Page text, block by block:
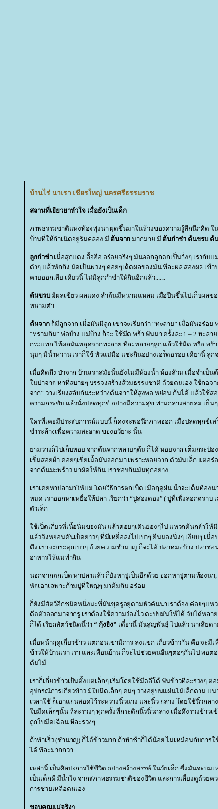
บ้านไร่ นาเรา เชียรใหญ่ นครศรีธรรมราช
สถานที่เยียวยาหัวใจ เมื่อยังเป็นเด็ก
ภาพธรรมชาติแห่งท้องทุ่งนา ผุดขึ้นมาในห้วงของความรู้สึกนึกคิด ใ
บ้านที่ให้กำเนิดอยู่ริมคลอง มี ต้นจาก มากมาย มี ต้นกำชำ ต้นขรบ ต้
ลูกกำชำ เมื่อสุกแดง อื้อฮือ อร่อยจริงๆ มันออกลูกดกเป็นกิ่งๆ เรากับ
ดำๆ แล้วหักกิ่ง มัดเป็นพวงๆ ค่อยๆเด็ดผลของมัน ทีละผล สองผล เข้า
คายออกเสีย เดี๋ยวนี้ ไม่มีลูกกำชำให้กินอีกแล้ว.......
ต้นขรบ มีผลเขียว ผลแดง ลำต้นมีหนามแหลม เมื่อปีนขึ้นไปเก็บผลข
หนามตำ
ต้นจาก ก็มีลูกจาก เมื่อมันมีลูก เขาจะเรียกว่า “ทะลาย” เมื่อมันอร่อย
“ทรามกิน” พ่อบ้าง แม่บ้าง ก็จะ ใช้มีด พร้า ฟันมา ครั้งละ 1 – 2 ทะลา
กระแทก ให้ผลมันหลุดจากทะลาย ทีละหลายๆลูก แล้วใช้มีด หรือ พร้า
นุ่มๆ มีน้ำหวาน เราก็ใช้ หัวแม่มือ แซะกินอย่างเอร็ดอร่อย เดี๋ยวนี้ ลู
เมื่อคิดถึง ป่าจาก บ้านเราสมัยนั้นยังไม่มีห้องน้ำ ห้องส้วม เมื่อจำเป็น
นป่าจาก หาที่สบายๆ บรรจงสร้างส้วมธรรมชาติ ด้วยตนเอง ใช้กอจ
จาก” วางเรียงสลับกันระหว่างต้นจากให้สูงพอ หย่อน ก้นได้ แล้วใช้สอ
ความกระชับ แล้วนั่งปลดทุกข์ อย่างมีความสุข ท่ามกลางสายลม เย็นๆ
ครที่เคยมีประสบการณ์แบบนี้ ก็คงจะพอนึกภาพออก เมื่อปลดทุกข์เส
ชำระล้างเพื่อความสะอาด ของอวัยวะ นั้น
ามว่างก็ไปเก็บหอย จากต้นจากหลายๆต้น ก็ได้ หอยจาก เต็มกระป๋อ
เข็มสอยผ้า ค่อยๆเขี่ยเนื้อมันออกมา เพราะหอยจาก ตัวมันเล็ก แต่อ
จากต้นมะพร้าว มาผัดให้กิน เราชอบกินมันทุกอย่าง
เราเคยหาปลามาให้แม่ โดยวิธีการตกเบ็ด เมื่อฤดูฝน น้ำจะเต็มท้อง
หมด เราออกหาเหยื่อให้ปลา เรียกว่า “ปูสองดอง” ( ปูที่เพิ่งลอกคราบ
ตัวเล็ก
ช้เบ็ดเกี่ยวที่เนื้อนิ่มของมัน แล้วค่อยๆเดินย่องๆไป แหวกต้นกล้าให้
ล้วจึงหย่อนคันเบ็ดยาวๆ ที่มีเหยื่อลงไปเบาๆ ยืนมองนิ่งๆ เงียบๆ เมื่อ
ตึง เราจะกระตุกเบาๆ ด้วยความชำนาญ ก็จะได้ ปลาหมอบ้าง ปลาช่
อาหารให้แม่ทำกิน
นอกจากตกเบ็ด หาปลาแล้ว ก็ยังหาปูเป็นอีกด้วย ออกหาปูตามท้องน
หักเอาเฉพาะก้ามปูที่ใหญ่ๆ มาต้มกิน อร่อ
ก็ยังมีสัตว์อีกชนิดหนึ่งนะที่มันขุดรูอยู่ตามหัวคันนาเราต้อง ค่อยๆแห
ดีดตัวออกมาจากรู เราต้องใช้ความว่องไว ตะปบมันให้ได้ จับได้หลา
ก็ได้ เรียกสัตว์ชนิดนี้ว่า “ กุ้งยิง” เดี๋ยวนี้ มันสูญพันธุ์ ไปแล้ว น่าเสียด
เมื่อหน้าฤดูเกี่ยวข้าว แต่ก่อนเขามีการ ลงแขก เกี่ยวข้าวกัน คือ จะมี
ข้าวให้บ้านเรา เรา และเพื่อนบ้าน ก็จะไปช่วยคนอื่นๆต่อๆกันไป พอต
ต้นไม้
เราก็เกี่ยวข้าวเป็นตั้งแต่เล็กๆ เริ่มโดยใช้มีดอีโต้ ฟันข้าวทีละรวงๆ ต่
อุปกรณ์การเกี่ยวข้าว มีใบมีดเล็กๆ คมๆ วางอยู่บนแผ่นไม้เล็กตาม แ
เวลาใช้ ก็เอาแกนสอดไว้ระหว่างนิ้วนาง และนิ้ว กลาง โดยใช้นิ้วกล
บมีดเล็กๆนั้น ทีละรวงๆ ทุกครั้งที่กระดิกนิ้วนิ้วกลาง เมื่อดึงรวงข้าวเ
ถูกใบมีดเฉือน ทีละรวงๆ
ถ้าทำเร็ว (ชำนาญ) ก็ได้ข้าวมาก ถ้าทำช้าก็ได้น้อย ไม่เหมือนกับการ
ได้ ทีละมากกว่า
เหล่านี้ เป็นศิลปะการใช้ชีวิต อย่างสร้างสรรค์ ในวัยเด็ก ซึ่งมันจะบ่ม
เป็นเด็กดี มีน้ำใจ จากสภาพธรรมชาติของชีวิต และการเลี้ยงดูด้วยค
การช่วยเหลือตนเอง
ขอบคุณแม่จริงๆ